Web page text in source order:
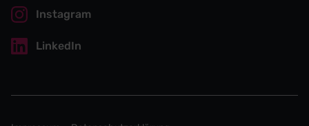
Instagram
LinkedIn